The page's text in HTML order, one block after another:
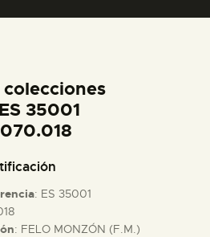
35001
: ES 35001
: FELO MONZÓN (F.M.)